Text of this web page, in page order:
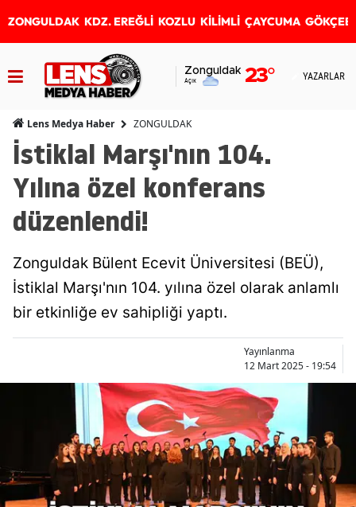
ZONGULDAK KDZ. EREĞLİ KOZLU KİLİMLİ ÇAYCUMA
Zonguldak
Açık 23° YAZARLAR
Lens Medya Haber ZONGULDAK
İstiklal Marşı'nın 104.
Yılına özel konferans
düzenlendi!
Zonguldak Bülent Ecevit Üniversitesi (BEÜ),
İstiklal Marşı'nın 104. yılına özel olarak anlamlı
bir etkinliğe ev sahipliği yaptı.
Yayınlanma
12 Mart 2025 - 19:54